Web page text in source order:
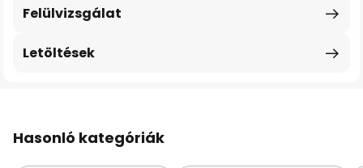
Felülvizsgálat
Letöltések
Hasonló kategóriák